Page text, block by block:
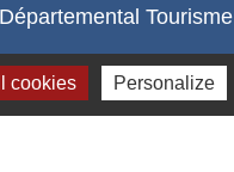
Tourisme
cookies Personalize